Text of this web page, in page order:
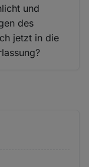
und
des
jetzt in die